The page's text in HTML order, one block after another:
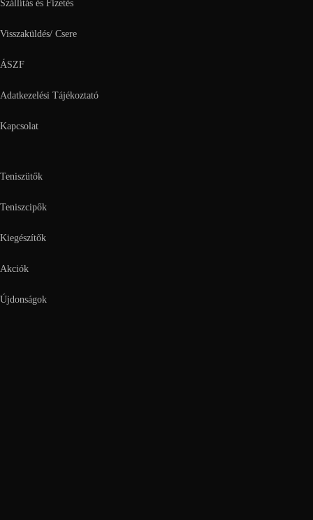
Szállítás és Fizetés
Visszaküldés/ Csere
ÁSZF
Adatkezelési Tájékoztató
Kapcsolat
Teniszütők
Teniszcipők
Kiegészítők
Akciók
Újdonságok